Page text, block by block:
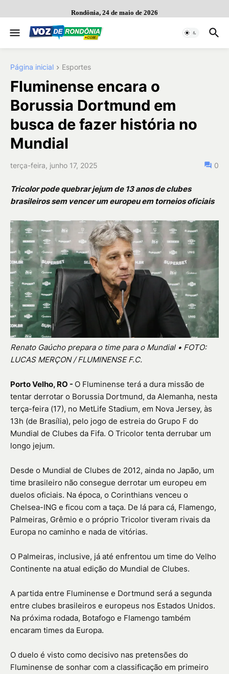
Rondônia, 24 de maio de 2026
Página inicial Esportes
Fluminense encara o
Borussia Dortmund em
busca de fazer história no
Mundial
terça-feira, junho 17, 2025 0
Tricolor pode quebrar jejum de 13 anos de clubes
brasileiros sem vencer um europeu em torneios oficiais
Renato Gaúcho prepara o time para o Mundial • FOTO:
LUCAS MERÇON / FLUMINENSE F.C.
Porto Velho, RO - O Fluminense terá a dura missão de
tentar derrotar o Borussia Dortmund, da Alemanha, nesta
terça-feira (17), no MetLife Stadium, em Nova Jersey, às
13h (de Brasília), pelo jogo de estreia do Grupo F do
Mundial de Clubes da Fifa. O Tricolor tenta derrubar um
longo jejum.
Desde o Mundial de Clubes de 2012, ainda no Japão, um
time brasileiro não consegue derrotar um europeu em
duelos oficiais. Na época, o Corinthians venceu o
Chelsea-ING e ficou com a taça. De lá para cá, Flamengo,
Palmeiras, Grêmio e o próprio Tricolor tiveram rivais da
Europa no caminho e nada de vitórias.
O Palmeiras, inclusive, já até enfrentou um time do Velho
Continente na atual edição do Mundial de Clubes.
A partida entre Fluminense e Dortmund será a segunda
entre clubes brasileiros e europeus nos Estados Unidos.
Na próxima rodada, Botafogo e Flamengo também
encaram times da Europa.
O duelo é visto como decisivo nas pretensões do
Fluminense de sonhar com a classificação em primeiro